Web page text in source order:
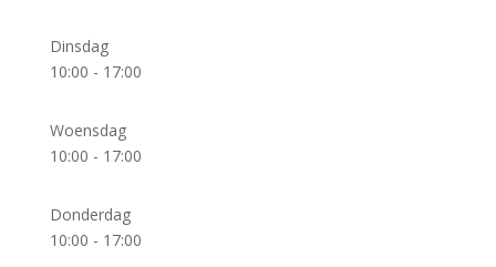
Dinsdag
10:00 - 17:00
Woensdag
10:00 - 17:00
Donderdag
10:00 - 17:00